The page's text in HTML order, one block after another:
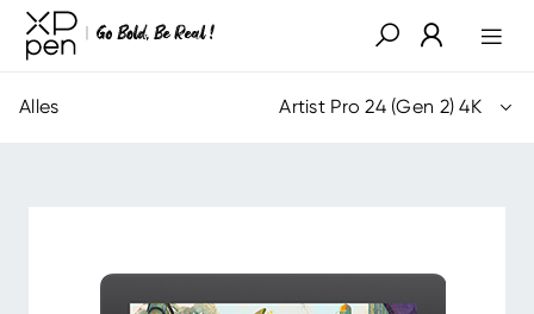
Alles Artist Pro 24 (Gen 2) 4K